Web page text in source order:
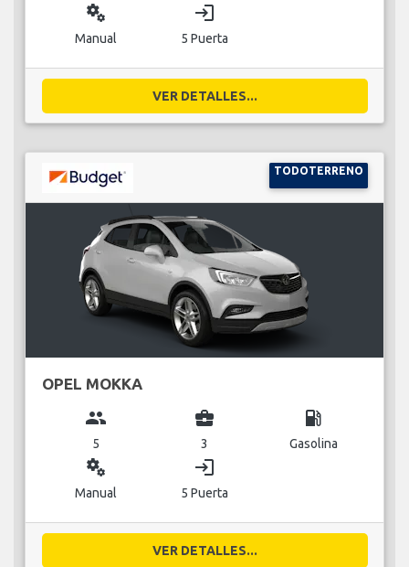
miscellaneous_services
Manual
login
5 Puerta
VER DETALLES...
TODOTERRENO
OPEL MOKKA
group
5
business_center
3
local_gas_station
Gasolina
miscellaneous_services
Manual
login
5 Puerta
VER DETALLES...